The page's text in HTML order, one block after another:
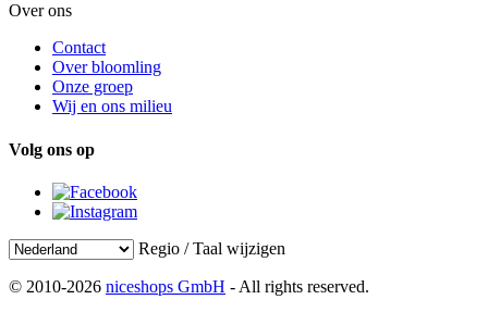
Over ons
Contact
Over bloomling
Onze groep
Wij en ons milieu
Volg ons op
Regio / Taal wijzigen
© 2010-2026 niceshops GmbH - All rights reserved.